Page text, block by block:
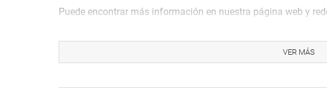
Puede encontrar más información en nuestra página web y
Facebook:https://www.facebook.com/congresoperu
VER MÁS